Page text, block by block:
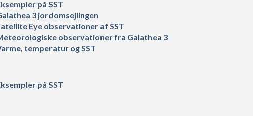
på SST
3 jordomsejlingen
Eye observationer af SST
observationer fra Galathea 3
temperatur og SST
på SST